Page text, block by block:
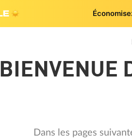
BIENVENUE
Dans les pages